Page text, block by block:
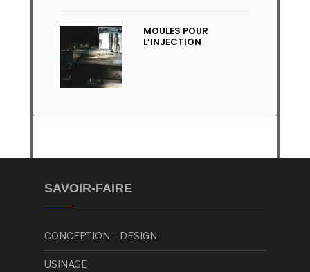
MOULES POUR
L’INJECTION
SAVOIR-FAIRE
CONCEPTION – DESIGN
USINAGE